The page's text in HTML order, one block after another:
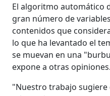
El algoritmo automático
gran número de
contenidos que
lo que ha levantado el
se muevan en una
expone a otras opiniones.
"Nuestro trabajo